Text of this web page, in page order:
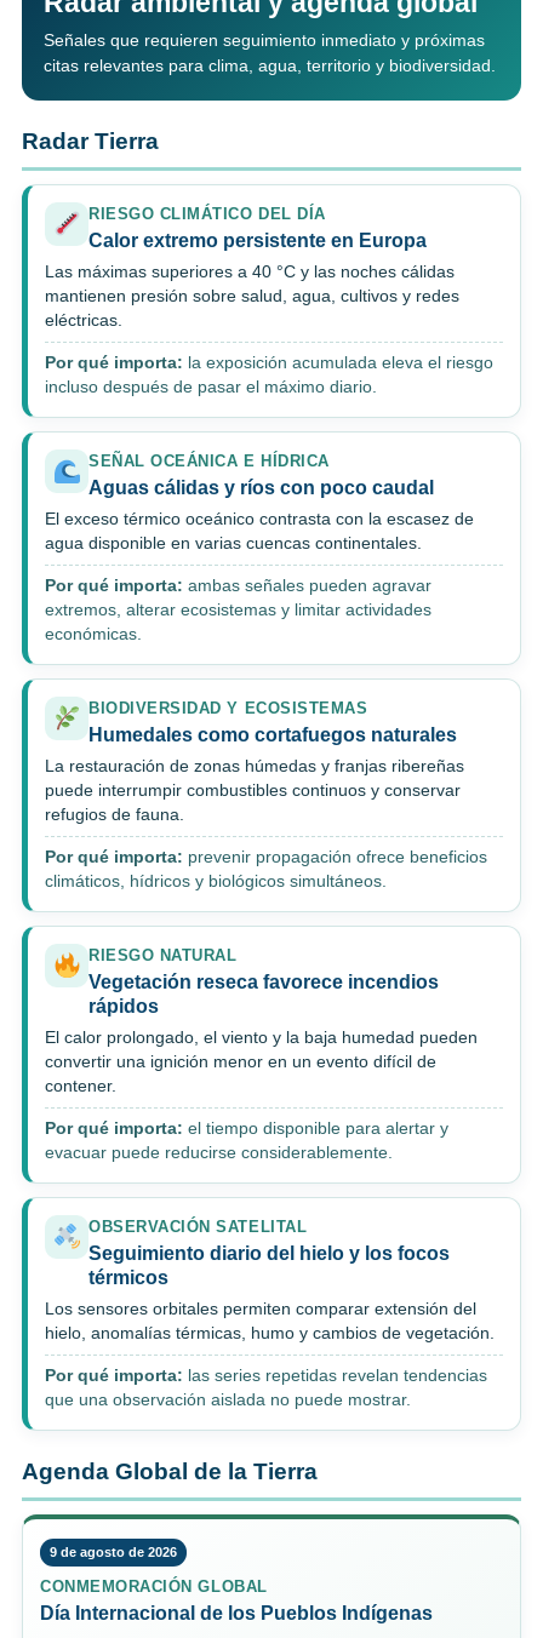
Señales que requieren seguimiento inmediato y próximas
citas relevantes para clima, agua, territorio y biodiversidad.
Radar Tierra
RIESGO CLIMÁTICO DEL DÍA
Calor extremo persistente en Europa
Las máximas superiores a 40 °C y las noches cálidas
mantienen presión sobre salud, agua, cultivos y redes
eléctricas.
Por qué importa: la exposición acumulada eleva el riesgo
incluso después de pasar el máximo diario.
SEÑAL OCEÁNICA E HÍDRICA
Aguas cálidas y ríos con poco caudal
El exceso térmico oceánico contrasta con la escasez de
agua disponible en varias cuencas continentales.
Por qué importa: ambas señales pueden agravar
extremos, alterar ecosistemas y limitar actividades
económicas.
BIODIVERSIDAD Y ECOSISTEMAS
Humedales como cortafuegos naturales
La restauración de zonas húmedas y franjas ribereñas
puede interrumpir combustibles continuos y conservar
refugios de fauna.
Por qué importa: prevenir propagación ofrece beneficios
climáticos, hídricos y biológicos simultáneos.
RIESGO NATURAL
Vegetación reseca favorece incendios
rápidos
El calor prolongado, el viento y la baja humedad pueden
convertir una ignición menor en un evento difícil de
contener.
Por qué importa: el tiempo disponible para alertar y
evacuar puede reducirse considerablemente.
OBSERVACIÓN SATELITAL
Seguimiento diario del hielo y los focos
térmicos
Los sensores orbitales permiten comparar extensión del
hielo, anomalías térmicas, humo y cambios de vegetación.
Por qué importa: las series repetidas revelan tendencias
que una observación aislada no puede mostrar.
Agenda Global de la Tierra
9 de agosto de 2026
CONMEMORACIÓN GLOBAL
Día Internacional de los Pueblos Indígenas